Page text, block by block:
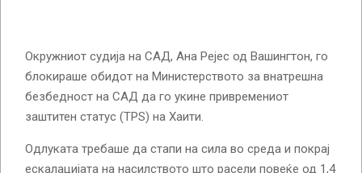
Окружниот судија на САД, Ана Рејес од Вашингтон, го
блокираше обидот на Министерството за внатрешна
безбедност на САД да го укине привремениот
заштитен статус (TPS) на Хаити.
Одлуката требаше да стапи на сила во среда и покрај
ескалацијата на насилството што расели повеќе од 1,4